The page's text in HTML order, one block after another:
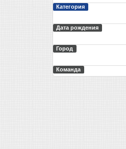
Категория
Дата рождения
Город
Команда